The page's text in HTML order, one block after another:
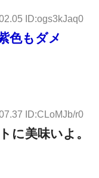
ID:ogs3kJaq0
色もダメ
ID:CLoMJb/r0
に美味いよ。